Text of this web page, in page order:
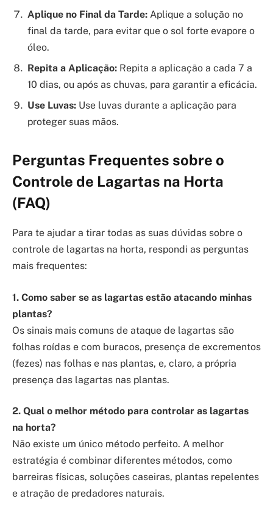
Aplique no Final da Tarde: Aplique a solução no
final da tarde, para evitar que o sol forte evapore o
óleo.
Repita a Aplicação: Repita a aplicação a cada 7 a
10 dias, ou após as chuvas, para garantir a eficácia.
Use Luvas: Use luvas durante a aplicação para
proteger suas mãos.
Perguntas Frequentes sobre o
Controle de Lagartas na Horta
(FAQ)
Para te ajudar a tirar todas as suas dúvidas sobre o
controle de lagartas na horta, respondi as perguntas
mais frequentes:
1. Como saber se as lagartas estão atacando minhas
plantas?
Os sinais mais comuns de ataque de lagartas são
folhas roídas e com buracos, presença de excrementos
(fezes) nas folhas e nas plantas, e, claro, a própria
presença das lagartas nas plantas.
2. Qual o melhor método para controlar as lagartas
na horta?
Não existe um único método perfeito. A melhor
estratégia é combinar diferentes métodos, como
barreiras físicas, soluções caseiras, plantas repelentes
e atração de predadores naturais.